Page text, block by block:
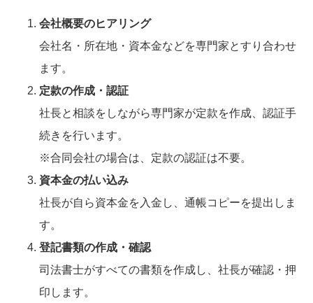
会社概要のヒアリング
会社名・所在地・資本金などを専門家とすり合わせ
ます。
定款の作成・認証
社長と相談をしながら専門家が定款を作成、認証手
続きを行います。
※合同会社の場合は、定款の認証は不要。
資本金の払い込み
社長が自ら資本金を入金し、通帳コピーを提出しま
す。
登記書類の作成・確認
司法書士がすべての書類を作成し、社長が確認・押
印します。